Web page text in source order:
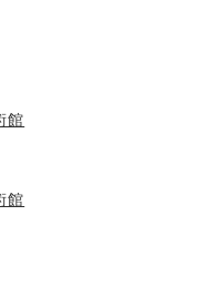
館
館